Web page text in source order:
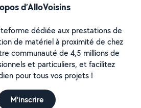
d’AlloVoisins
dédiée aux prestations de
de matériel à proximité de chez
communauté de 4,5 millions de
et particuliers, et facilitez
pour tous vos projets !
M'inscrire